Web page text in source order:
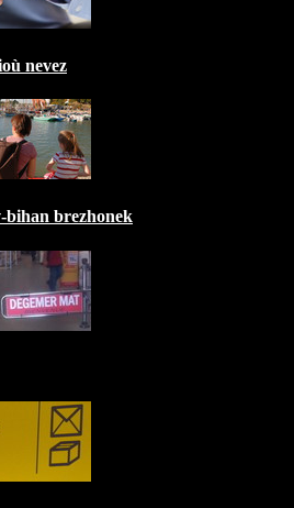
nevez
bihan brezhonek